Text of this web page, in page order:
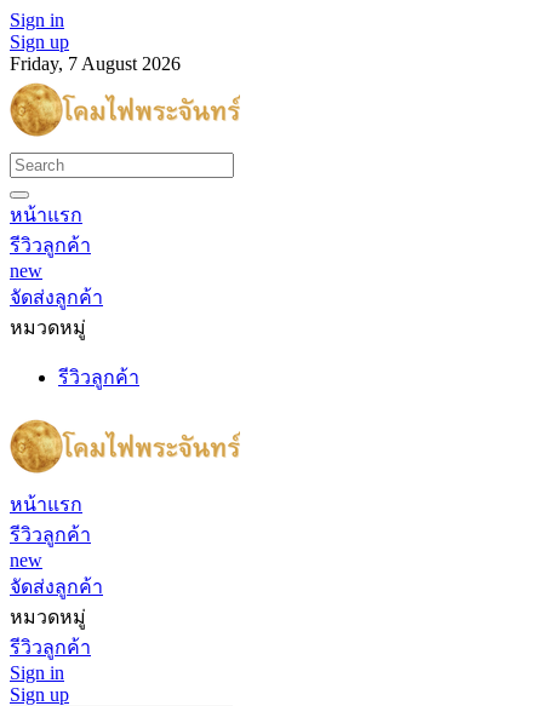
Sign in
Sign up
Friday, 7 August 2026
หน้าแรก
รีวิวลูกค้า
new
จัดส่งลูกค้า
หมวดหมู่
รีวิวลูกค้า
หน้าแรก
รีวิวลูกค้า
new
จัดส่งลูกค้า
หมวดหมู่
รีวิวลูกค้า
Sign in
Sign up